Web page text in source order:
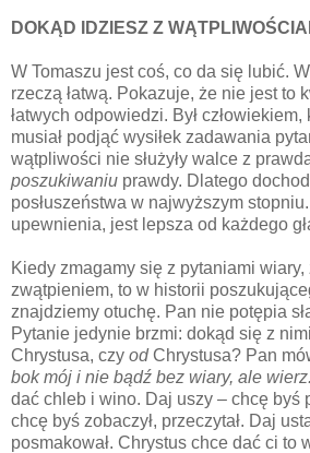
DOKĄD IDZIESZ Z
W Tomaszu jest coś, co da się lubić.
rzeczą łatwą. Pokazuje, że nie jest to
łatwych odpowiedzi. Był
musiał podjąć wysiłek zadawania
wątpliwości nie służyły walce z
poszukiwaniu prawdy. Dlatego
posłuszeństwa w najwyższym
upewnienia, jest lepsza od każdego
Kiedy zmagamy się z pytaniami wiary,
zwątpieniem, to w historii
znajdziemy otuchę. Pan nie potępia
Pytanie jedynie brzmi: dokąd się z
Chrystusa, czy odChrystusa? Pan
bok mój i nie bądź bez wiary, ale wierz.
dać chleb i wino. Daj uszy – chcę byś
chcę byś zobaczył, przeczytał. Daj
posmakował. Chrystus chce dać ci to